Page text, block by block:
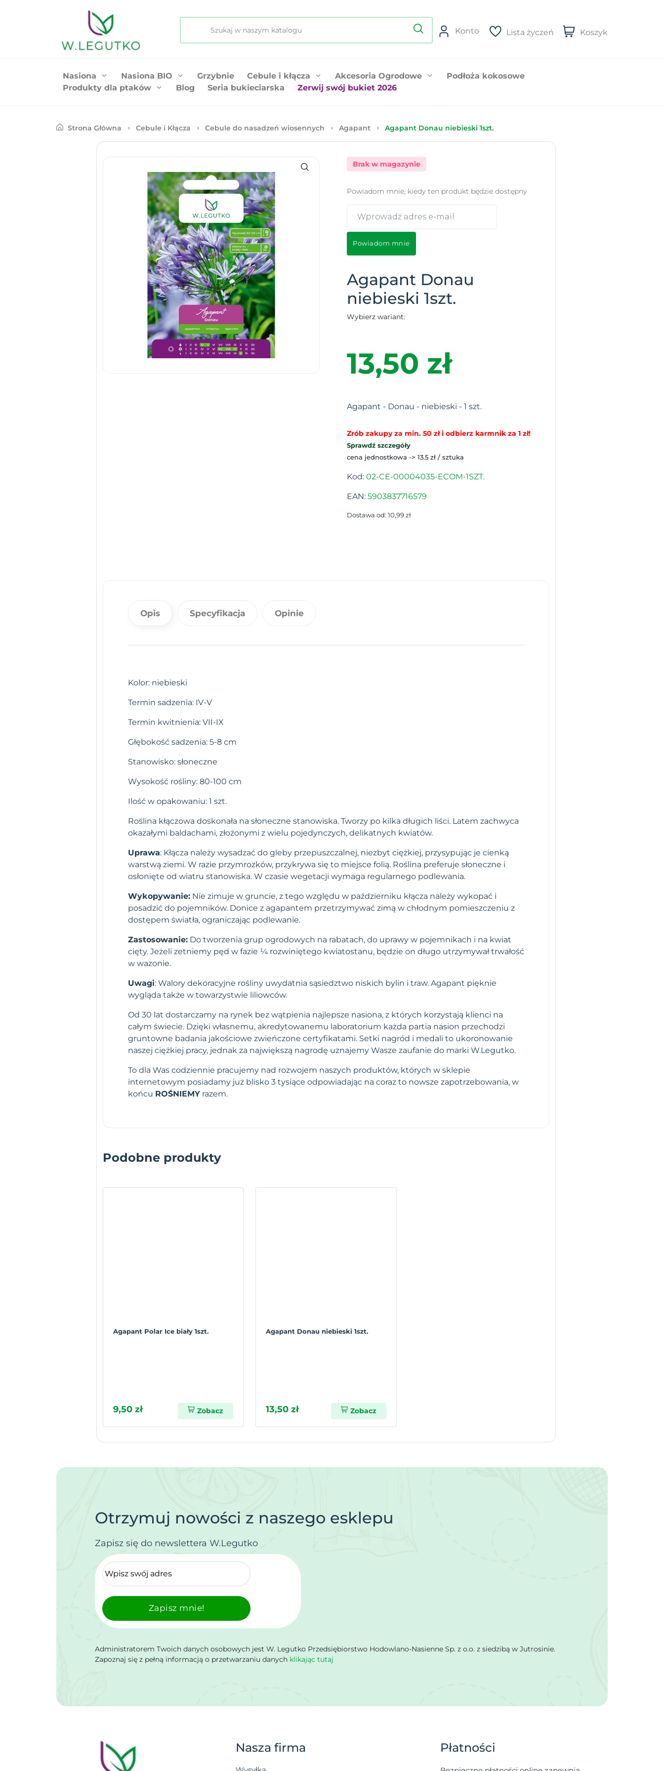
Konto Lista życzeń Koszyk
Nasiona Nasiona BIO Grzybnie Cebule i kłącza Akcesoria Ogrodowe
Podłoża kokosowe
Produkty dla ptaków
Blog Seria bukieciarska Zerwij swój bukiet 2026
Strona Główna Cebule i Kłącza Cebule do nasadzeń wiosennych Agapant Agapant Donau niebieski 1szt.
Brak w magazynie
Powiadom mnie, kiedy ten produkt będzie dostępny
Powiadom mnie
Agapant Donau
niebieski 1szt.
Wybierz wariant:
13,50 zł
Agapant - Donau - niebieski - 1 szt.
Zrób zakupy za min. 50 zł i odbierz karmnik za 1 zł!
Sprawdź szczegóły
cena jednostkowa -> 13.5 zł / sztuka
Kod: 02-CE-00004035-ECOM-1SZT.
EAN: 5903837716579
Dostawa od: 10,99 zł
Opis Specyfikacja Opinie
Kolor: niebieski
Termin sadzenia: IV-V
Termin kwitnienia: VII-IX
Głębokość sadzenia: 5-8 cm
Stanowisko: słoneczne
Wysokość rośliny: 80-100 cm
Ilość w opakowaniu: 1 szt.
Roślina kłączowa doskonała na słoneczne stanowiska. Tworzy po kilka długich liści. Latem zachwyca
okazałymi baldachami, złożonymi z wielu pojedynczych, delikatnych kwiatów.
Uprawa: Kłącza należy wysadzać do gleby przepuszczalnej, niezbyt ciężkiej, przysypując je cienką
warstwą ziemi. W razie przymrozków, przykrywa się to miejsce folią. Roślina preferuje słoneczne i
osłonięte od wiatru stanowiska. W czasie wegetacji wymaga regularnego podlewania.
Wykopywanie: Nie zimuje w gruncie, z tego względu w październiku kłącza należy wykopać i
posadzić do pojemników. Donice z agapantem przetrzymywać zimą w chłodnym pomieszczeniu z
dostępem światła, ograniczając podlewanie.
Zastosowanie: Do tworzenia grup ogrodowych na rabatach, do uprawy w pojemnikach i na kwiat
cięty. Jeżeli zetniemy pęd w fazie ¼ rozwiniętego kwiatostanu, będzie on długo utrzymywał trwałość
w wazonie.
Uwagi: Walory dekoracyjne rośliny uwydatnia sąsiedztwo niskich bylin i traw. Agapant pięknie
wygląda także w towarzystwie liliowców.
Od 30 lat dostarczamy na rynek bez wątpienia najlepsze nasiona, z których korzystają klienci na
całym świecie. Dzięki własnemu, akredytowanemu laboratorium każda partia nasion przechodzi
gruntowne badania jakościowe zwieńczone certyfikatami. Setki nagród i medali to ukoronowanie
naszej ciężkiej pracy, jednak za największą nagrodę uznajemy Wasze zaufanie do marki W.Legutko.
To dla Was codziennie pracujemy nad rozwojem naszych produktów, których w sklepie
internetowym posiadamy już blisko 3 tysiące odpowiadając na coraz to nowsze zapotrzebowania, w
końcu ROŚNIEMY razem.
Podobne produkty
Agapant Polar Ice biały 1szt.
9,50 zł Zobacz
Agapant Donau niebieski 1szt.
13,50 zł Zobacz
Otrzymuj nowości z naszego esklepu
Zapisz się do newslettera W.Legutko
Zapisz mnie!
Administratorem Twoich danych osobowych jest W. Legutko Przedsiębiorstwo Hodowlano-Nasienne Sp. z o.o. z siedzibą w Jutrosinie.
Zapoznaj się z pełną informacją o przetwarzaniu danych klikając tutaj
Nasza firma Płatności